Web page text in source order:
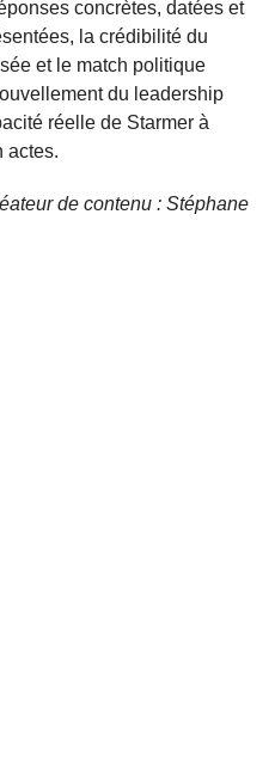
concrètes, datées et
la crédibilité du
et le match politique
du leadership
réelle de Starmer à
actes.
de contenu : Stéphane